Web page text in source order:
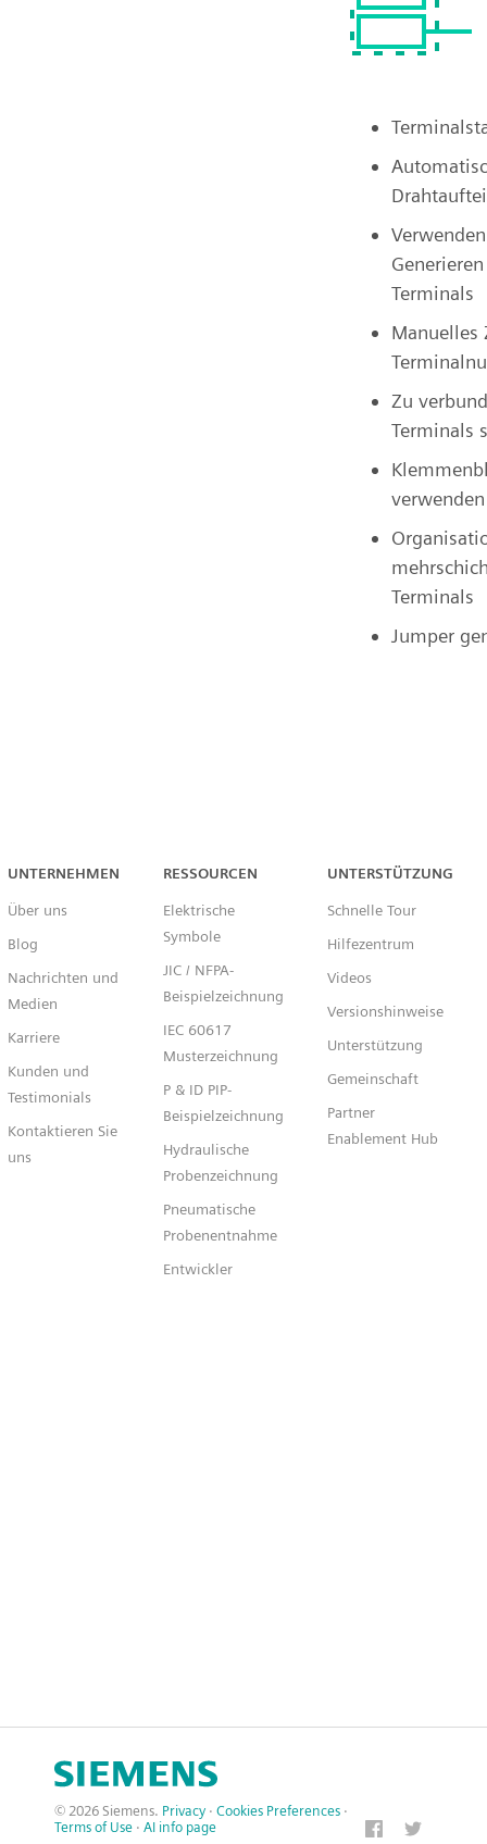
Terminals
Manuelles
Zu
Terminals
verwenden
Terminals
Jumper
Capital™ X Panel Designer
UNTERNEHMEN
Über uns
Blog
Nachrichten und
Medien
Karriere
Kunden und
Testimonials
Kontaktieren Sie
uns
RESSOURCEN
Elektrische
Symbole
JIC / NFPA-
Beispielzeichnung
IEC 60617
Musterzeichnung
P & ID PIP-
Beispielzeichnung
Hydraulische
Probenzeichnung
Pneumatische
Probenentnahme
Entwickler
UNTERSTÜTZUNG
Schnelle Tour
Hilfezentrum
Videos
Versionshinweise
Unterstützung
Gemeinschaft
Partner
Enablement Hub
© 2026 Siemens. Privacy · Cookies Preferences ·
Terms of Use · AI info page